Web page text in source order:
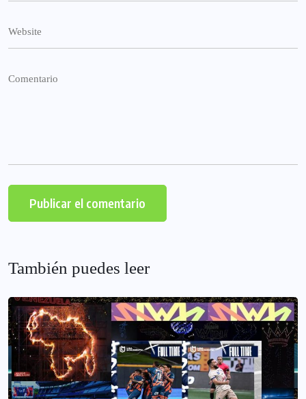
También puedes leer